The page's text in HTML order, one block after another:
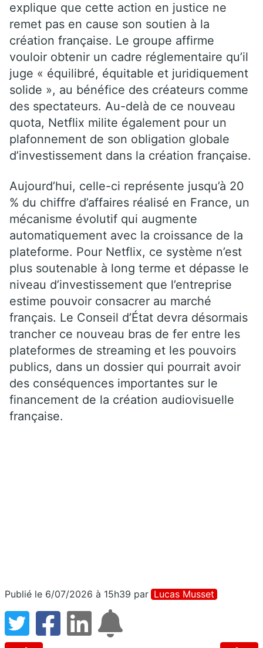
explique que cette action en justice ne
remet pas en cause son soutien à la
création française. Le groupe affirme
vouloir obtenir un cadre réglementaire qu’il
juge « équilibré, équitable et juridiquement
solide », au bénéfice des créateurs comme
des spectateurs. Au-delà de ce nouveau
quota, Netflix milite également pour un
plafonnement de son obligation globale
d’investissement dans la création française.
Aujourd’hui, celle-ci représente jusqu’à 20
% du chiffre d’affaires réalisé en France, un
mécanisme évolutif qui augmente
automatiquement avec la croissance de la
plateforme. Pour Netflix, ce système n’est
plus soutenable à long terme et dépasse le
niveau d’investissement que l’entreprise
estime pouvoir consacrer au marché
français. Le Conseil d’État devra désormais
trancher ce nouveau bras de fer entre les
plateformes de streaming et les pouvoirs
publics, dans un dossier qui pourrait avoir
des conséquences importantes sur le
financement de la création audiovisuelle
française.
Publié le 6/07/2026 à 15h39 par Lucas Musset